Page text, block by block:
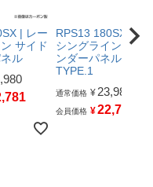
| レー
サイド
ル
RPS13 180SX | レ
シングライン リア
ンダーパネル
TYPE.1
通常価格 ¥ 23,980
会員価格 ¥22,781